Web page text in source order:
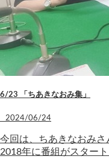
6/23 「ちあきなおみ集」
2024/06/24
今回は、ちあきなおみさ
2018年に番組がスター